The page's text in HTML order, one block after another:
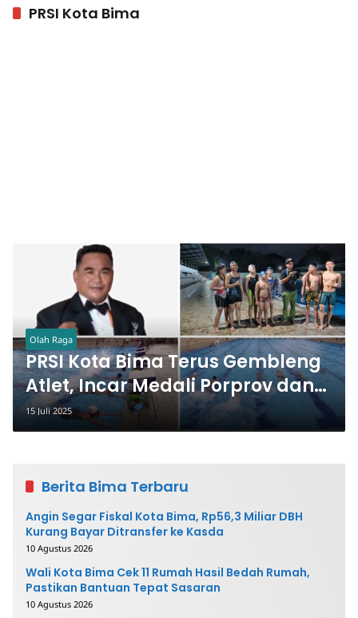
PRSI Kota Bima
Olah Raga
PRSI Kota Bima Terus Gembleng
Atlet, Incar Medali Porprov dan
Tiket PON
15 Juli 2025
Berita Bima Terbaru
Angin Segar Fiskal Kota Bima, Rp56,3 Miliar DBH
Kurang Bayar Ditransfer ke Kasda
10 Agustus 2026
Wali Kota Bima Cek 11 Rumah Hasil Bedah Rumah,
Pastikan Bantuan Tepat Sasaran
10 Agustus 2026